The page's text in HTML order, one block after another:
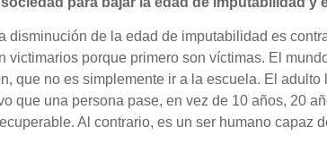
de la edad de imputabilidad es
porque primero son víctimas. El
que no es simplemente ir a la escuela. El
que una persona pase, en vez de 10 años, 20
Al contrario, es un ser humano capaz